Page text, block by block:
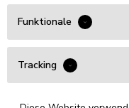
WIR
Tel.
Funktionale
Tracking